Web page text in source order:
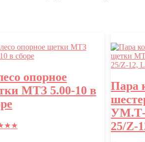
опорное
МТЗ 5.00-10 в
★★
Пара
УМ.Т-
25/Z-